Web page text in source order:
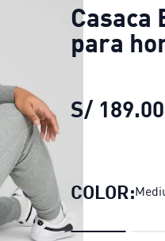
Casaca
para
S/ 189.00
COLOR: